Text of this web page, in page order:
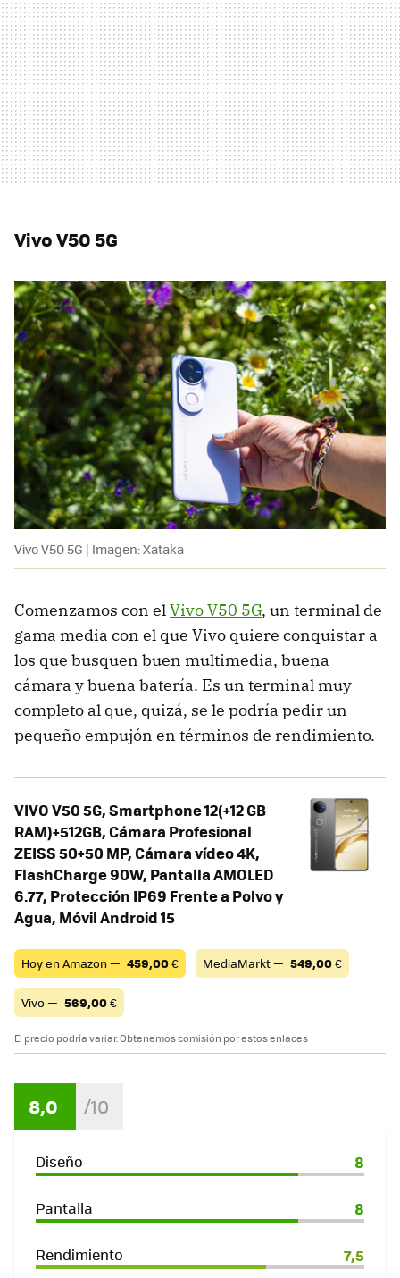
Vivo V50 5G
Vivo V50 5G | Imagen: Xataka
Comenzamos con elVivo V50 5G, un terminal de
gama media con el que Vivo quiere conquistar a
los que busquen buen multimedia, buena
cámara y buena batería. Es un terminal muy
completo al que, quizá, se le podría pedir un
pequeño empujón en términos de rendimiento.
VIVO V50 5G, Smartphone 12(+12 GB
RAM)+512GB, Cámara Profesional
ZEISS 50+50 MP, Cámara vídeo 4K,
FlashCharge 90W, Pantalla AMOLED
6.77, Protección IP69 Frente a Polvo y
Agua, Móvil Android 15
Hoy en Amazon — 459,00€ MediaMarkt — 549,00€
Vivo — 569,00€
El precio podría variar. Obtenemos comisión por estos enlaces
8,0
Diseño 8
Pantalla 8
Rendimiento 7,5